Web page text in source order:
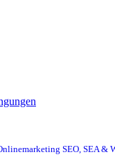
SEO, SEA &